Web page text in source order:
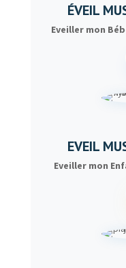
ÉVEIL
Eveiller mon
EVEIL
Eveiller mon